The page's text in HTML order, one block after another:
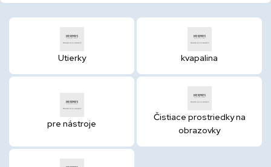
Utierky kvapalina
pre nástroje
Čistiace prostriedky na
obrazovky